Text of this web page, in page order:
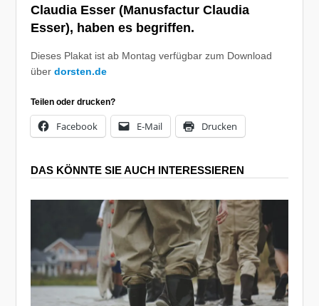
Claudia Esser (Manusfactur Claudia
Esser), haben es begriffen.
Dieses Plakat ist ab Montag verfügbar zum Download
überdorsten.de
Teilen oder drucken?
Facebook E-Mail Drucken
DAS KÖNNTE SIE AUCH INTERESSIEREN